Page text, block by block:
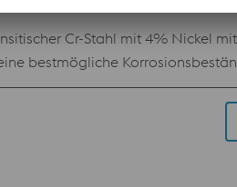
Cr-Stahl mit 4% Nickel
bestmögliche
Dadurch ist dieser
– 60 bis 350°C.
Chemie.